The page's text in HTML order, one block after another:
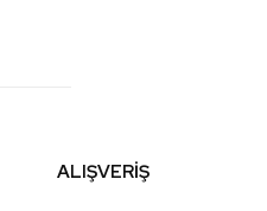
ALIŞVERİŞ